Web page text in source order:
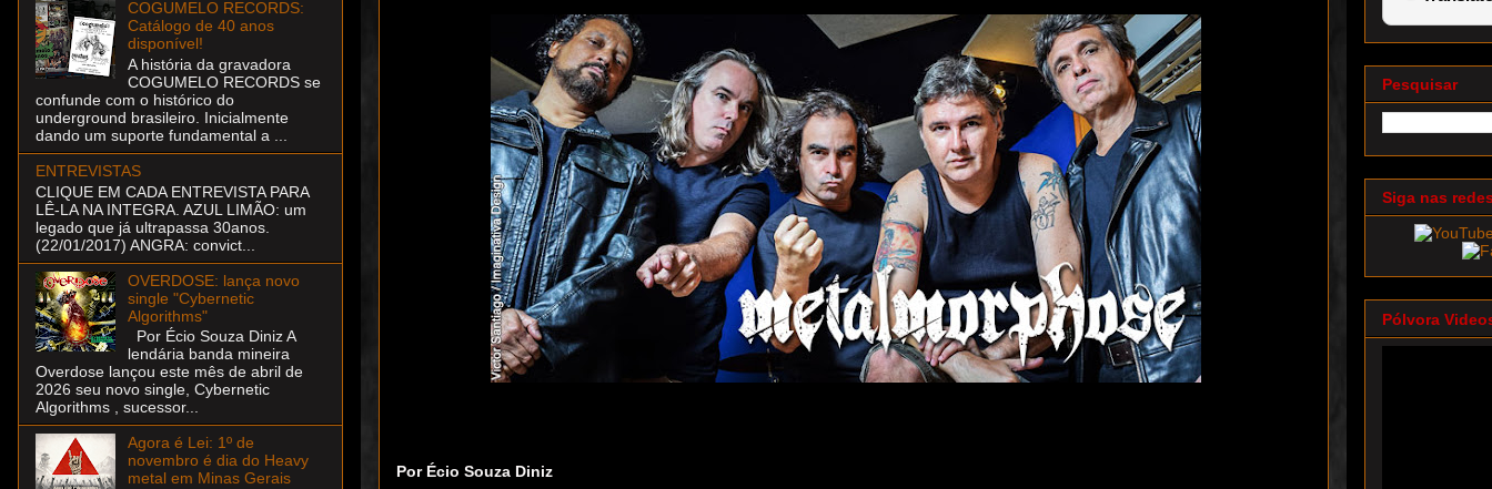
Por Écio Souza Diniz
COGUMELO RECORDS:
Catálogo de 40 anos
disponível!
A história da gravadora
COGUMELO RECORDS se
confunde com o histórico do
underground brasileiro. Inicialmente
dando um suporte fundamental a ...
ENTREVISTAS
CLIQUE EM CADA ENTREVISTA PARA
LÊ-LA NA INTEGRA. AZUL LIMÃO: um
legado que já ultrapassa 30anos.
(22/01/2017) ANGRA: convict...
OVERDOSE: lança novo
single "Cybernetic
Algorithms"
Por Écio Souza Diniz A
lendária banda mineira
Overdose lançou este mês de abril de
2026 seu novo single, Cybernetic
Algorithms , sucessor...
Agora é Lei: 1º de
novembro é dia do Heavy
metal em Minas Gerais
Pesquisar
Siga nas
Pólvora